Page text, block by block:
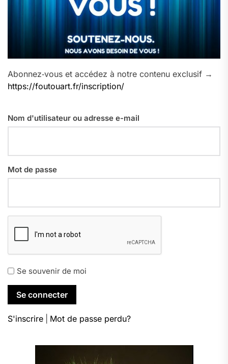
Abonnez‑vous et accédez à notre contenu exclusif →
https://foutouart.fr/inscription/
Nom d'utilisateur ou adresse e-mail
Mot de passe
Se souvenir de moi
S'inscrire Mot de passe perdu?